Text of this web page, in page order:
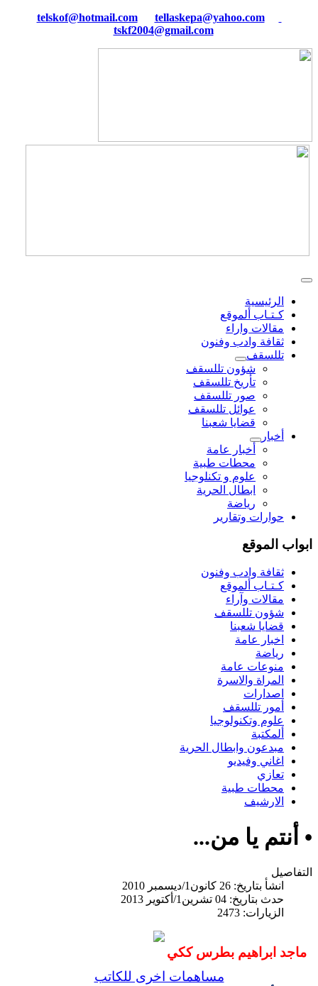
tellaskepa@yahoo.com
tskf2004@gmail.com
الرئيسية
كـتـاب ألموقع
مقالات واراء
ثقافة وادب وفنون
تللسقف
شؤون تللسقف
تأريخ تللسقف
صور تللسقف
عوائل تللسقف
قضايا شعبنا
أخبار
أخبار عامة
محطات طبية
علوم و تکنلوجیا
ابطال الحرية
رياضة
حوارات وتقارير
ابواب الموقع
ثقافة وادب وفنون
كـتـاب ألموقع
مقالات وآراء
شؤون تللسقف
قضايا شعبنا
اخبار عامة
رياضة
منوعات عامة
المراة والاسرة
اصدارات
أمور تللسقف
علوم وتكنولوجيا
ألمكتبة
مبدعون وابطال الحرية
اغاني وفيديو
تعازي
محطات طبية
الارشيف
• أنتم يا من...
التفاصيل
انشأ بتاريخ: 26 كانون1/ديسمبر 2010
حدث بتاريخ: 04 تشرين1/أكتوير 2013
الزيارات: 2473
ماجد ابراهيم بطرس ككي
مساهمات اخرى للكاتب